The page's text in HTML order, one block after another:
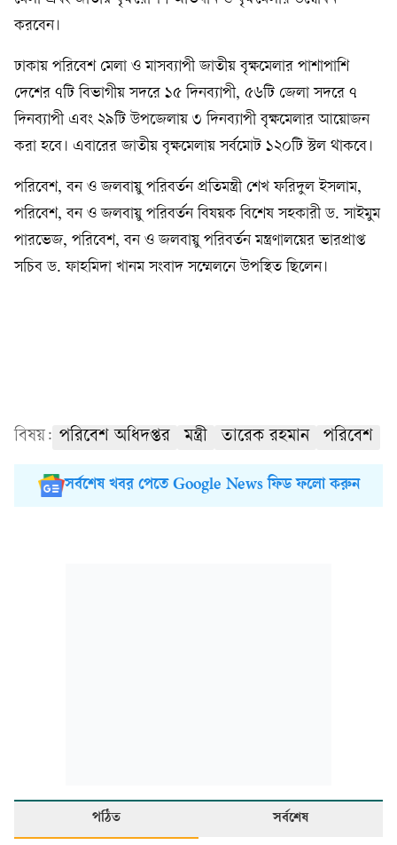
করবেন।
ঢাকায় পরিবেশ মেলা ও মাসব্যাপী জাতীয় বৃক্ষমেলার পাশাপাশি
দেশের ৭টি বিভাগীয় সদরে ১৫ দিনব্যাপী, ৫৬টি জেলা সদরে ৭
দিনব্যাপী এবং ২৯টি উপজেলায় ৩ দিনব্যাপী বৃক্ষমেলার আয়োজন
করা হবে। এবারের জাতীয় বৃক্ষমেলায় সর্বমোট ১২০টি স্টল থাকবে।
পরিবেশ, বন ও জলবায়ু পরিবর্তন প্রতিমন্ত্রী শেখ ফরিদুল ইসলাম,
পরিবেশ, বন ও জলবায়ু পরিবর্তন বিষয়ক বিশেষ সহকারী ড. সাইমুম
পারভেজ, পরিবেশ, বন ও জলবায়ু পরিবর্তন মন্ত্রণালয়ের ভারপ্রাপ্ত
সচিব ড. ফাহমিদা খানম সংবাদ সম্মেলনে উপস্থিত ছিলেন।
বিষয়: পরিবেশ অধিদপ্তর মন্ত্রী তারেক রহমান পরিবেশ
সর্বশেষ খবর পেতে Google News ফিড ফলো করুন
পঠিত সর্বশেষ